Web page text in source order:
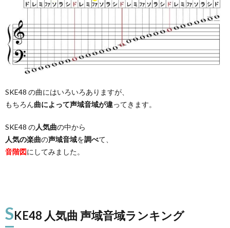
SKE48 の曲にはいろいろありますが、
もちろん曲によって声域音域が違ってきます。
SKE48 の人気曲の中から
人気の楽曲の声域音域を調べて、
音階図にしてみました。
SKE48 人気曲 声域音域ランキング